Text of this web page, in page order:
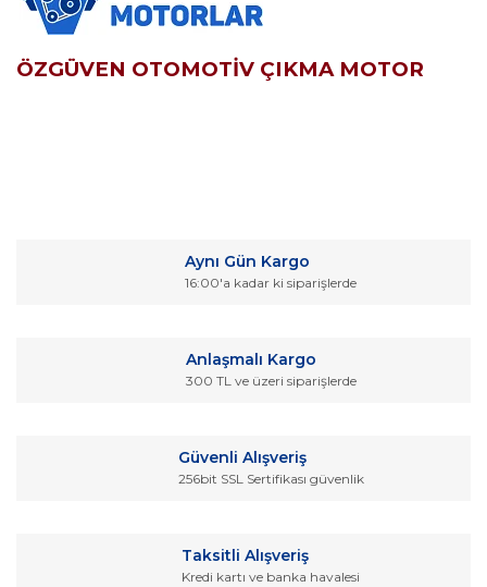
ÖZGÜVEN OTOMOTİV ÇIKMA MOTOR
Görüş ve önerileriniz için teşekkür ederiz.
Ürün bilgilerinde hatalar bulunuyor.
Gönder
Aynı Gün Kargo
16:00'a kadar ki siparişlerde
Anlaşmalı Kargo
300 TL ve üzeri siparişlerde
Güvenli Alışveriş
256bit SSL Sertifikası güvenlik
Taksitli Alışveriş
Kredi kartı ve banka havalesi